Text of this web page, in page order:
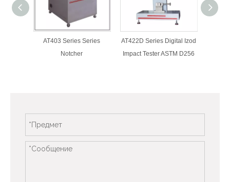
AT403 Series Series
Notcher
AT422D Series Digital Izod
Impact Tester ASTM D256